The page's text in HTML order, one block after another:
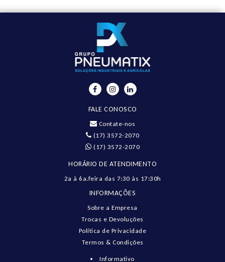
FALE CONOSCO
Contate-nos
(17) 3572-2070
(17) 3572-2070
HORÁRIO DE ATENDIMENTO
2a à 6a.feira das 7:30 às 17:30h
INFORMAÇÕES
Sobre a Empresa
Trocas e Devoluções
Política de Privacidade
Termos & Condições
Informativo